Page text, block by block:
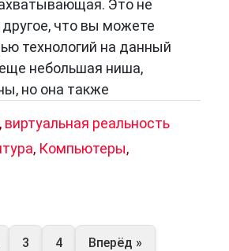
Это не
что вы можете
технологий на данный
небольшая ниша,
но она также
, виртуальная реальность
, Компьютеры,
3 4 Вперёд »